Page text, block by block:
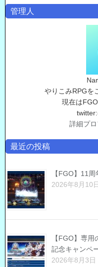
管理人
やりこみRPGを
現在は
詳細プ
最近の投稿
【FGO】11
2026年8月10
【FGO】専
記念キャンペ
2026年8月3日